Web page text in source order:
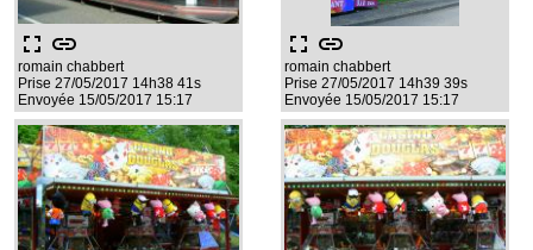
fullscreen link
romain chabbert
Prise 27/05/2017 14h38 41s
Envoyée 15/05/2017 15:17
fullscreen link
romain chabbert
Prise 27/05/2017 14h39 39s
Envoyée 15/05/2017 15:17